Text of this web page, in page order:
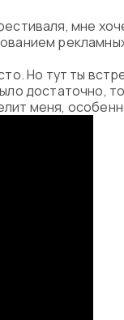
мне
Но тут ты
достаточно,
меня,